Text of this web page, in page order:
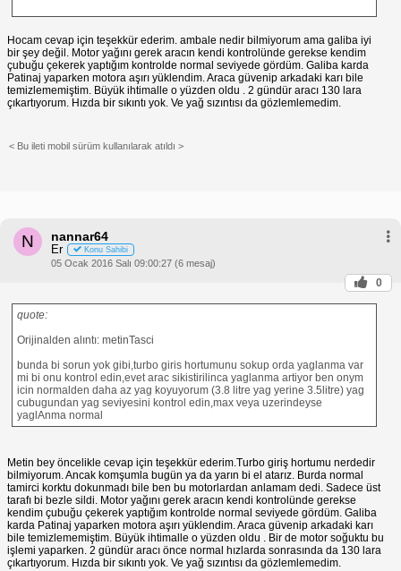
Hocam cevap için teşekkür ederim. ambale nedir bilmiyorum ama galiba iyi
bir şey değil. Motor yağını gerek aracın kendi kontrolünde gerekse kendim
çubuğu çekerek yaptığım kontrolde normal seviyede gördüm. Galiba karda
Patinaj yaparken motora aşırı yüklendim. Araca güvenip arkadaki karı bile
temizlememiştim. Büyük ihtimalle o yüzden oldu . 2 gündür aracı 130 lara
çıkartıyorum. Hızda bir sıkıntı yok. Ve yağ sızıntısı da gözlemlemedim.
< Bu ileti mobil sürüm kullanılarak atıldı >
N nannar64
Er Konu Sahibi
05 Ocak 2016 Salı 09:00:27 (6 mesaj)
0
quote:
Orijinalden alıntı: metinTasci
bunda bi sorun yok gibi,turbo giris hortumunu sokup orda yaglanma var
mi bi onu kontrol edin,evet arac sikistirilinca yaglanma artiyor ben onym
icin normalden daha az yag koyuyorum (3.8 litre yag yerine 3.5litre) yag
cubugundan yag seviyesini kontrol edin,max veya uzerindeyse
yaglAnma normal
Metin bey öncelikle cevap için teşekkür ederim.Turbo giriş hortumu nerdedir
bilmiyorum. Ancak komşumla bugün ya da yarın bi el atarız. Burda normal
tamirci korktu dokunmadı bile ben bu motorlardan anlamam dedi. Sadece üst
tarafı bi bezle sildi. Motor yağını gerek aracın kendi kontrolünde gerekse
kendim çubuğu çekerek yaptığım kontrolde normal seviyede gördüm. Galiba
karda Patinaj yaparken motora aşırı yüklendim. Araca güvenip arkadaki karı
bile temizlememiştim. Büyük ihtimalle o yüzden oldu . Bir de motor soğuktu bu
işlemi yaparken. 2 gündür aracı önce normal hızlarda sonrasında da 130 lara
çıkartıyorum. Hızda bir sıkıntı yok. Ve yağ sızıntısı da gözlemlemedim.